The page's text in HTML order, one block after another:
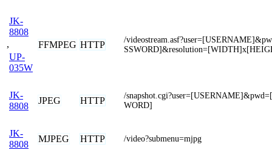
JK-
8808
,
UP-
035W
FFMPEG HTTP
/
JK-
8808
JPEG HTTP
/
WORD]
JK-
8808
MJPEG HTTP /video?submenu=mjpg